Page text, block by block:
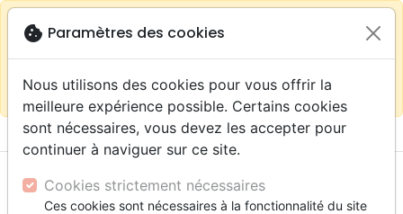
Continuer sur le site France close
warningSelon votre
localisation (États-
sur la boutique La Maison de la Bible Suisse
menu shopping_cart
cookie Paramètres des cookies
Nous utilisons des cookies pour vous offrir la
meilleure expérience possible. Certains cookies
sont nécessaires, vous devez les accepter pour
continuer à naviguer sur ce site.
Cookies strictement nécessaires
Ces cookies sont nécessaires à la fonctionnalité du site